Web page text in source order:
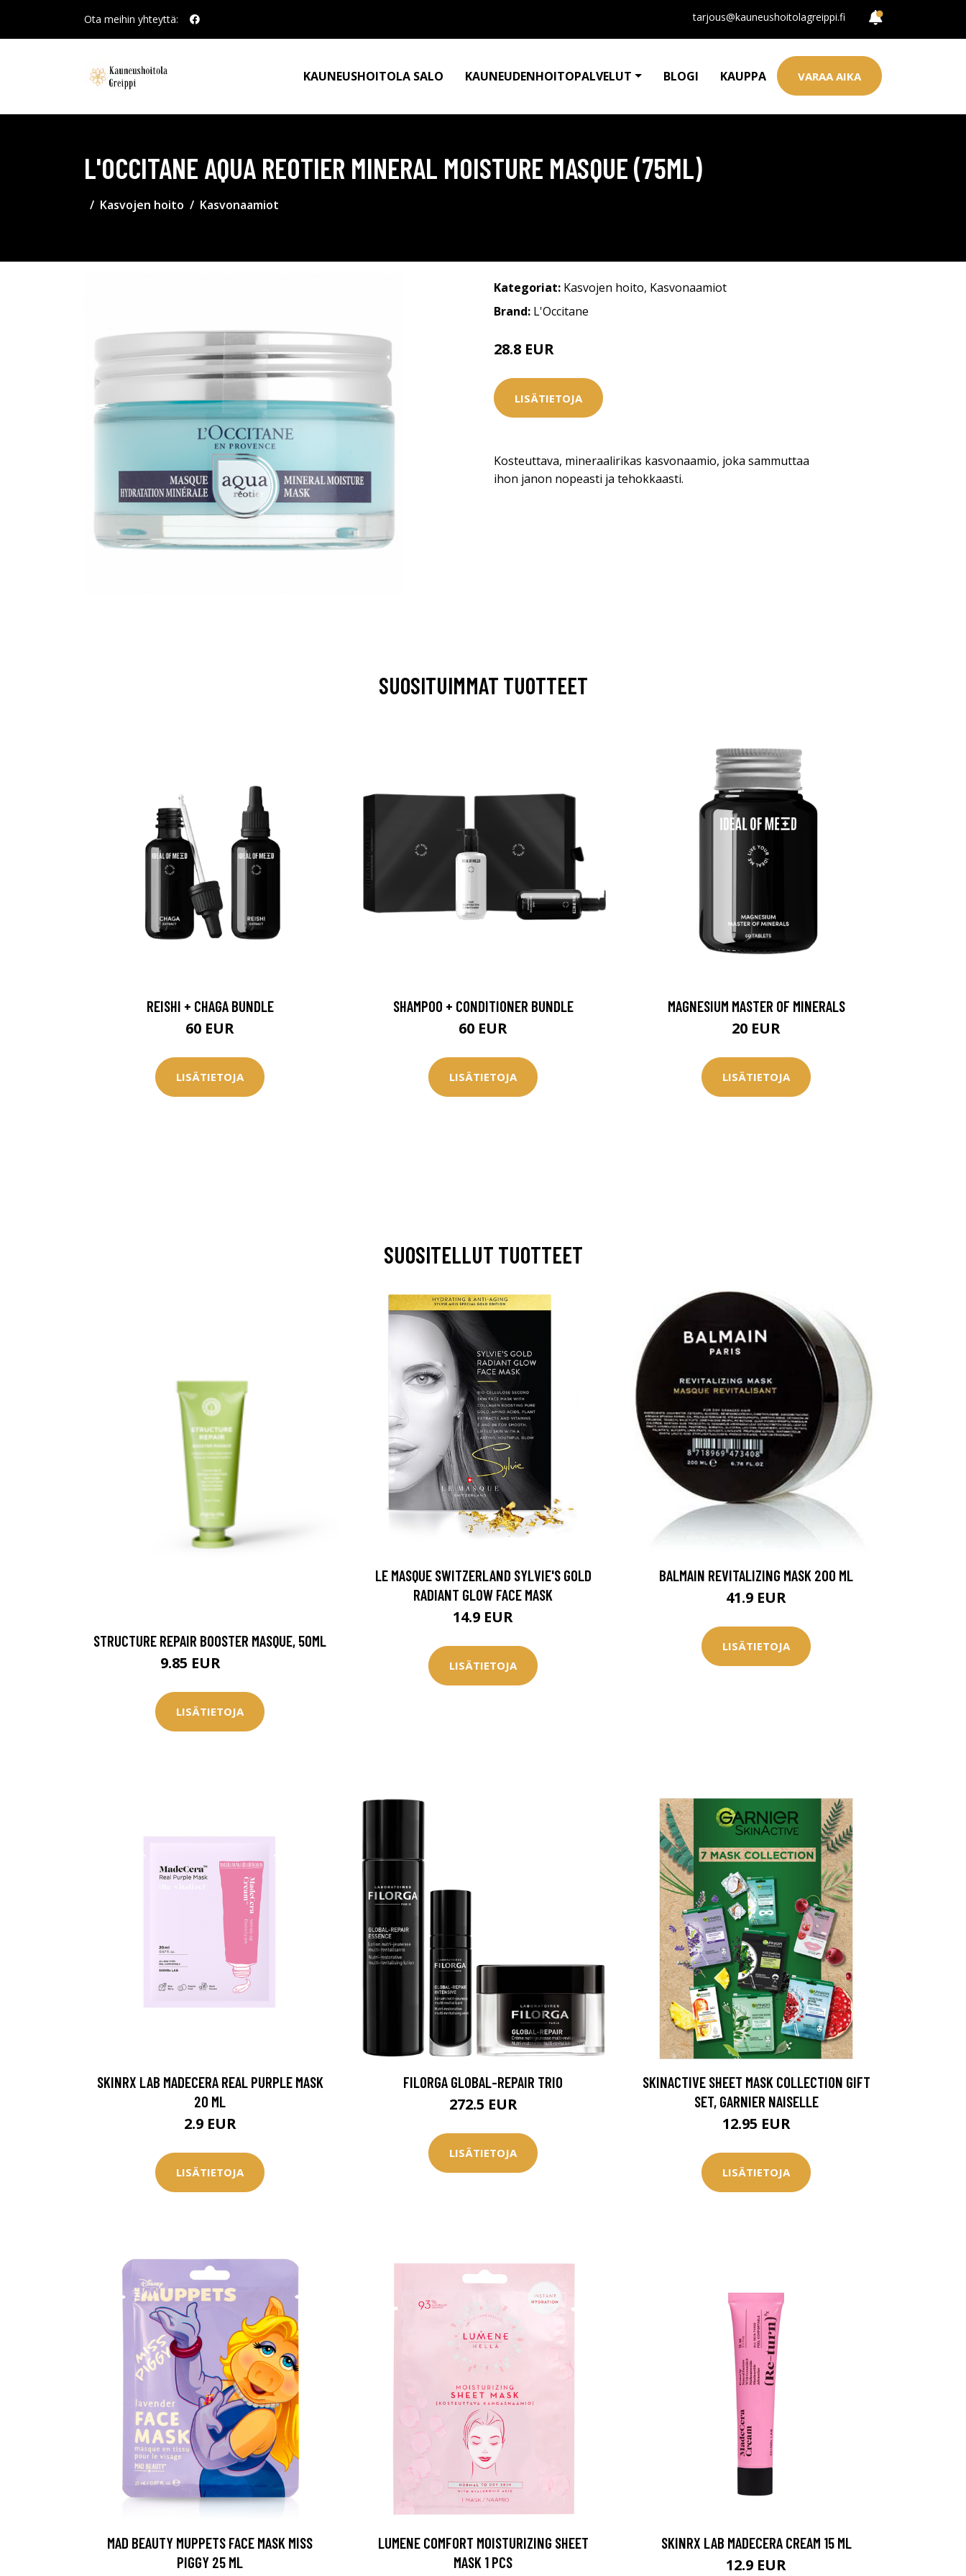
Ota meihin yhteyttä: tarjous@kauneushoitolagreippi.fi
KAUNEUSHOITOLA SALO KAUNEUDENHOITOPALVELUT BLOGI KAUPPA VARAA AIKA
L'OCCITANE AQUA REOTIER MINERAL MOISTURE MASQUE (75ML)
Kasvojen hoito Kasvonaamiot
Kategoriat: Kasvojen hoito, Kasvonaamiot
Brand: L'Occitane
28.8 EUR
LISÄTIETOJA
Kosteuttava, mineraalirikas kasvonaamio, joka sammuttaa
ihon janon nopeasti ja tehokkaasti.
SUOSITUIMMAT TUOTTEET
REISHI + CHAGA BUNDLE
60 EUR
LISÄTIETOJA
SHAMPOO + CONDITIONER BUNDLE
60 EUR
LISÄTIETOJA
MAGNESIUM MASTER OF MINERALS
20 EUR
LISÄTIETOJA
SUOSITELLUT TUOTTEET
STRUCTURE REPAIR BOOSTER MASQUE, 50ML
9.85 EUR
LISÄTIETOJA
LE MASQUE SWITZERLAND SYLVIE'S GOLD
RADIANT GLOW FACE MASK
14.9 EUR
LISÄTIETOJA
BALMAIN REVITALIZING MASK 200 ML
41.9 EUR
LISÄTIETOJA
SKINRX LAB MADECERA REAL PURPLE MASK
20 ML
2.9 EUR
LISÄTIETOJA
FILORGA GLOBAL-REPAIR TRIO
272.5 EUR
LISÄTIETOJA
SKINACTIVE SHEET MASK COLLECTION GIFT
SET, GARNIER NAISELLE
12.95 EUR
LISÄTIETOJA
MAD BEAUTY MUPPETS FACE MASK MISS
PIGGY 25 ML
LUMENE COMFORT MOISTURIZING SHEET
MASK 1 PCS
SKINRX LAB MADECERA CREAM 15 ML
12.9 EUR
Erikoistarjous
Kaikki IdealofMeDin tuotteet -20 %!
konsultaation.
KATSO TARJOUS